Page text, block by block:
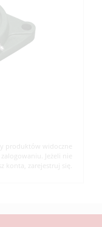
produktów widoczne
Jeżeli nie
konta, zarejestruj się.